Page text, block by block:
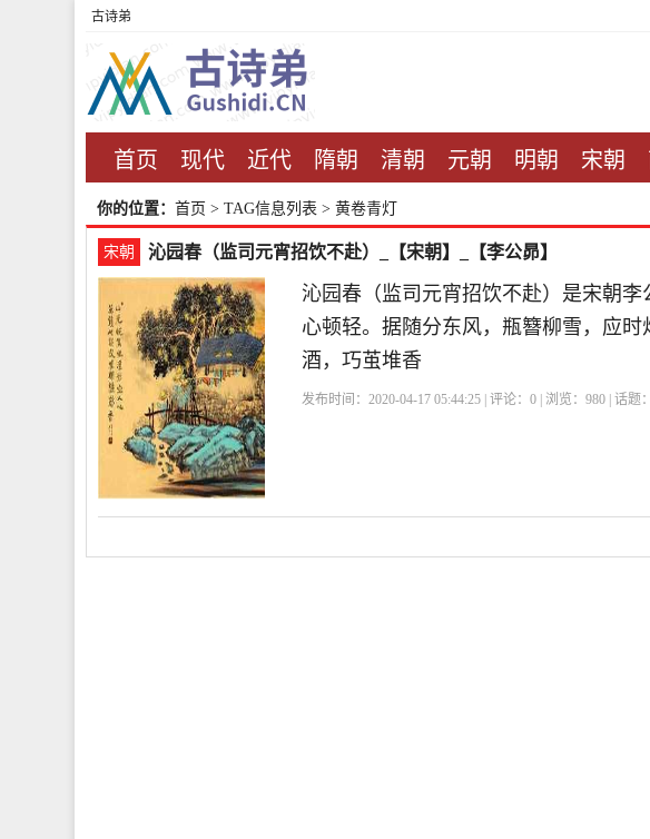
古诗弟
首页 现代 近代 隋朝 清朝 元朝 明朝 宋朝
你的位置： 首页 > TAG信息列表 > 黄卷青灯
宋朝 沁园春（监司元宵招饮不赴）_【宋朝】_【李公昴】
沁园春（监司元宵招饮不赴）是宋朝
心顿轻。据随分东风，瓶簪柳雪，应
酒，巧茧堆香
发布时间：2020-04-17 05:44:25 | 评论：0 | 浏览：980 | 话题：